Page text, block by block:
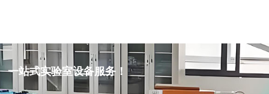
一站式实验室设备服务！